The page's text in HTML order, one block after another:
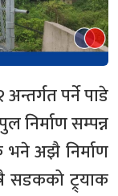
पर्ने पाडे
निर्माण सम्पन्न
अझै निर्माण
सडकको ट्र्याक